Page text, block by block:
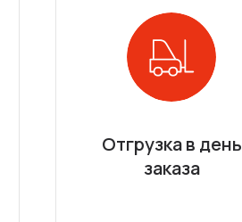
Отгрузка в день
заказа